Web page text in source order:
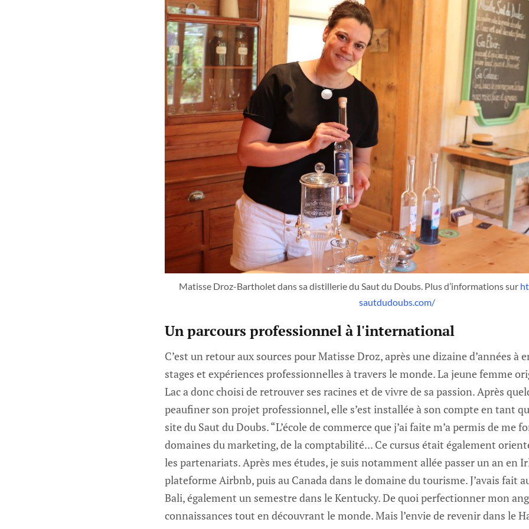
Matisse Droz-Bartholet dans sa distillerie du Saut du Doubs. Plus d’informations sur
sautdudoubs.com/
Un parcours professionnel à l'international
C’est un retour aux sources pour Matisse Droz, après une dizaine d’années à
stages et expériences professionnelles à travers le monde. La jeune femme
Lac a donc choisi de retrouver ses racines et de vivre de sa passion. Après
peaufiner son projet professionnel, elle s’est installée à son compte en tant
site du Saut du Doubs. “L’école de commerce que j’ai faite m’a permis de me
domaines du marketing, de la comptabilité... Ce cursus était également
les partenariats. Après mes études, je suis notamment allée passer un an en
plateforme Airbnb, puis au Canada dans le domaine du tourisme. J’avais fait
Bali, également un semestre dans le Kentucky. De quoi perfectionner mon
connaissances tout en découvrant le monde. Mais l’envie de revenir dans le